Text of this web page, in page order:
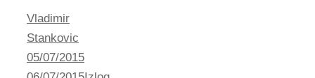
Vladimir
Stankovic
05/07/2015